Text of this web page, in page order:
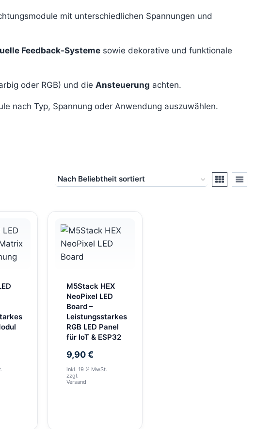
mit unterschiedlichen Spannungen und
Feedback-Systeme sowie dekorative und funktionale
oder RGB) und die Ansteuerung achten.
nach Typ, Spannung oder Anwendung auszuwählen.
M5Stack HEX
NeoPixel LED
Board –
Leistungsstarkes
RGB LED Panel
für IoT & ESP32
9,90€
inkl. 19 % MwSt.
zzgl.
Versand